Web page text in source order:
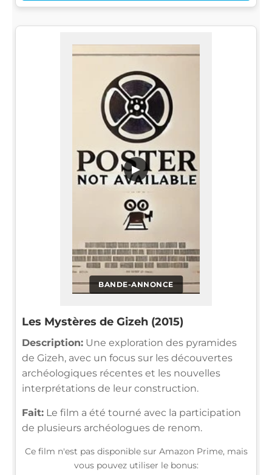
BANDE-ANNONCE
▶
Les Mystères de Gizeh (2015)
Description: Une exploration des pyramides
de Gizeh, avec un focus sur les découvertes
archéologiques récentes et les nouvelles
interprétations de leur construction.
Fait: Le film a été tourné avec la participation
de plusieurs archéologues de renom.
Ce film n'est pas disponible sur Amazon Prime, mais
vous pouvez utiliser le bonus: